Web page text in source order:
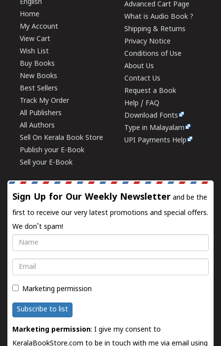
English
Home
My Account
View Cart
Wish List
Buy Books
New Books
Best Sellers
Track My Order
All Publishers
All Authors
Sell On Kerala Book Store
Publish your E-Book
Sell your E-Book
Advanced Cart Page
What is Audio Book ?
Shipping & Returns
Privacy Notice
Conditions of Use
About Us
Contact Us
Request a Book
Help / FAQ
Download Fonts
Type in Malayalam
UPI Payments Help
Sign Up for Our Weekly Newsletter and be the
first to receive our very latest promotions and special offers.
We don't spam!
Name
Email
Marketing permission
Subscribe to list
Marketing permission: I give my consent to
KeralaBookStore.com to be in touch with me via email using